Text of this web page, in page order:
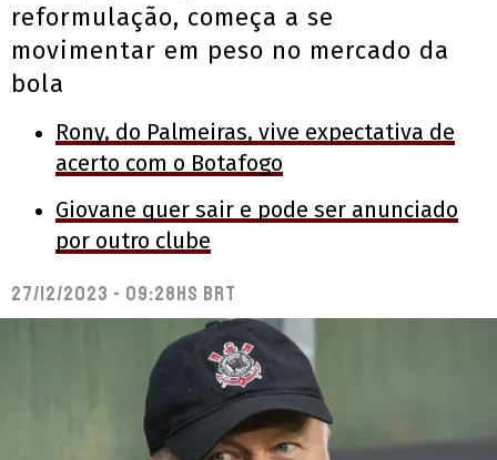
reformulação, começa a se
movimentar em peso no mercado da
bola
Rony, do Palmeiras, vive expectativa de
acerto com o Botafogo
Giovane quer sair e pode ser anunciado
por outro clube
27/12/2023 - 09:28hs BRT